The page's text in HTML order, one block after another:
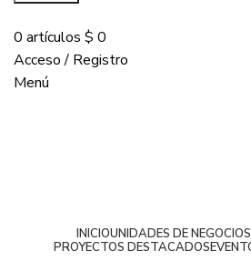
0 artículos $ 0
Acceso / Registro
Menú
INICIOUNIDADES DE NEGOCIO
PROYECTOS DESTACADOS